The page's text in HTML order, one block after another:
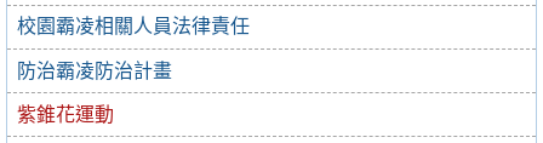
校園霸凌相關人員法律責任
防治霸凌防治計畫
紫錐花運動